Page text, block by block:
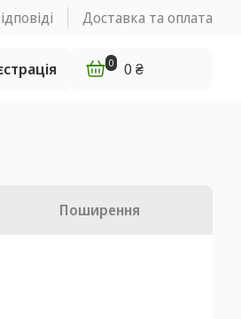
Доставка та оплата
0 0 ₴
Поширення